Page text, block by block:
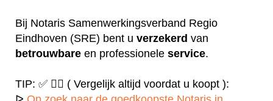
Bij Notaris Samenwerkingsverband Regio
Eindhoven (SRE) bent u verzekerd van
betrouwbare en professionele service.
TIP: ✅ ✍🏻 ( Vergelijk altijd voordat u koopt ):